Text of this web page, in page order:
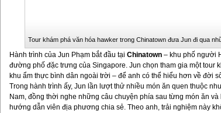
Tour khám phá văn hóa hawker trong Chinatown đưa Jun đi qua
Hành trình của Jun Phạm bắt đầu tại Chinatown – khu phố người
đường phố đặc trưng của Singapore. Jun chọn tham gia một tour
khu ẩm thực bình dân ngoài trời – để anh có thể hiểu hơn về đời
Trong hành trình ấy, Jun lần lượt thử nhiều món ăn quen thuộc
Nam, đồng thời nghe những câu chuyện phía sau từng món ăn
hướng dẫn viên địa phương chia sẻ. Theo anh, trải nghiệm này